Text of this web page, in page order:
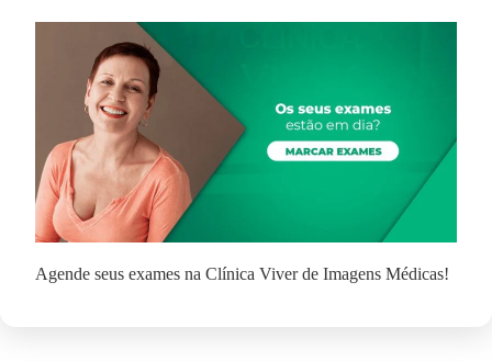
Agende seus exames na Clínica Viver de Imagens Médicas!